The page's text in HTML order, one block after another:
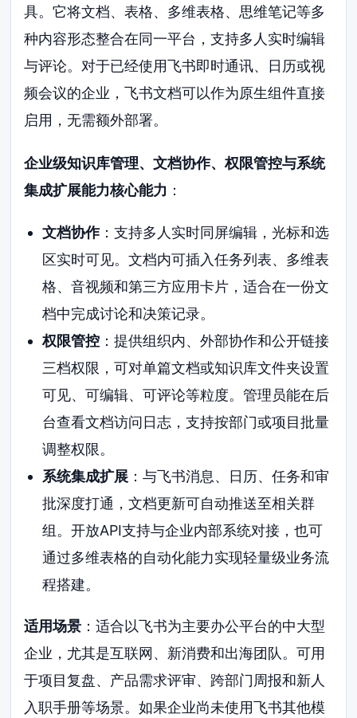
具。它将文档、表格、多维表格、思维笔记等多
种内容形态整合在同一平台，支持多人实时编辑
与评论。对于已经使用飞书即时通讯、日历或视
频会议的企业，飞书文档可以作为原生组件直接
启用，无需额外部署。
企业级知识库管理、文档协作、权限管控与系统
集成扩展能力核心能力 ：
文档协作：支持多人实时同屏编辑，光标和选
区实时可见。文档内可插入任务列表、多维表
格、音视频和第三方应用卡片，适合在一份文
档中完成讨论和决策记录。
权限管控：提供组织内、外部协作和公开链接
三档权限，可对单篇文档或知识库文件夹设置
可见、可编辑、可评论等粒度。管理员能在后
台查看文档访问日志，支持按部门或项目批量
调整权限。
系统集成扩展：与飞书消息、日历、任务和审
批深度打通，文档更新可自动推送至相关群
组。开放API支持与企业内部系统对接，也可
通过多维表格的自动化能力实现轻量级业务流
程搭建。
适用场景 ：适合以飞书为主要办公平台的中大型
企业，尤其是互联网、新消费和出海团队。可用
于项目复盘、产品需求评审、跨部门周报和新人
入职手册等场景。如果企业尚未使用飞书其他模